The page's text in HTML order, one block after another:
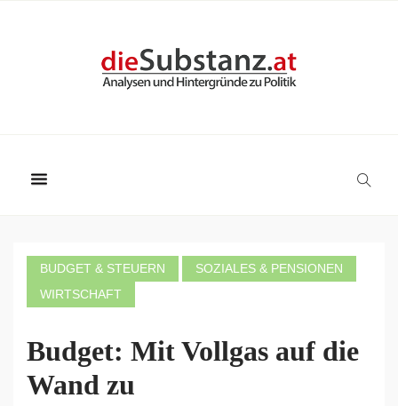
BUDGET & STEUERN
SOZIALES & PENSIONEN
WIRTSCHAFT
Budget: Mit Vollgas auf die
Wand zu